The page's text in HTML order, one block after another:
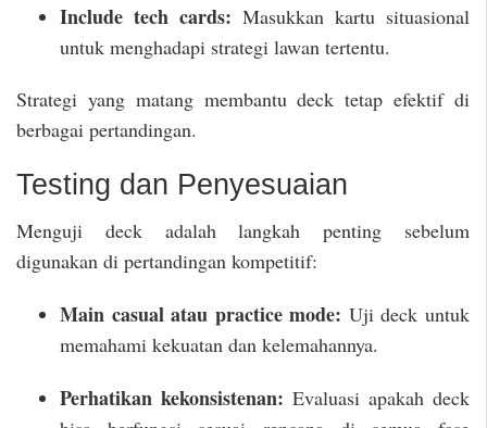
Include tech cards: Masukkan kartu situasional
untuk menghadapi strategi lawan tertentu.
Strategi yang matang membantu deck tetap efektif di
berbagai pertandingan.
Testing dan Penyesuaian
Menguji deck adalah langkah penting sebelum
digunakan di pertandingan kompetitif:
Main casual atau practice mode: Uji deck untuk
memahami kekuatan dan kelemahannya.
Perhatikan kekonsistenan: Evaluasi apakah deck